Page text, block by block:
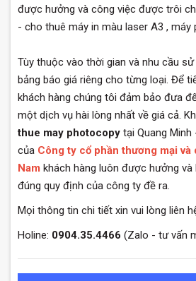
được hưởng và công việc được trôi
- cho thuê máy in màu laser A3 , máy
Tùy thuộc vào thời gian và nhu cầu
bảng báo giá riêng cho từng loại. Để
khách hàng chúng tôi đảm bảo đưa
một dịch vụ hài lòng nhất về giá cả.
thue may photocopy tại Quang Minh
của Công ty cổ phần thương mại và
Nam khách hàng luôn được hưởng và
đúng quy định của công ty đề ra.
Mọi thông tin chi tiết xin vui lòng liên
Holine: 0904.35.4466 (Zalo - tư vấn